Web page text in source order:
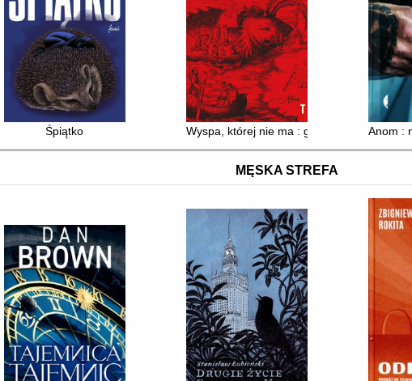
Śpiątko Wyspa, której nie ma : geografie Anom :
MĘSKA STREFA